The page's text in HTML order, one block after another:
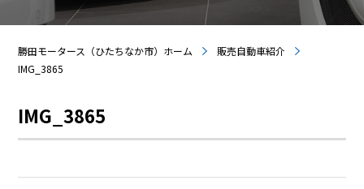
勝田モータース（ひたちなか市）ホーム
販売自動車紹介
IMG_3865
IMG_3865